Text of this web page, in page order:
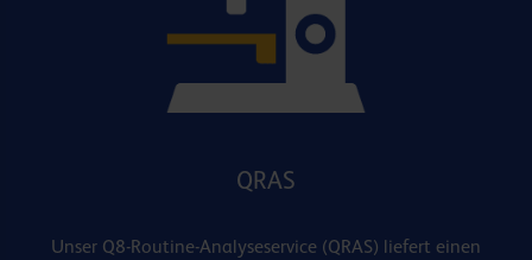
QRAS
Unser Q8-Routine-Analyseservice (QRAS) liefert einen